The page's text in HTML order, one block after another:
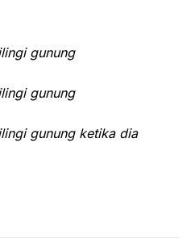
gunung
gunung
gunung ketika dia